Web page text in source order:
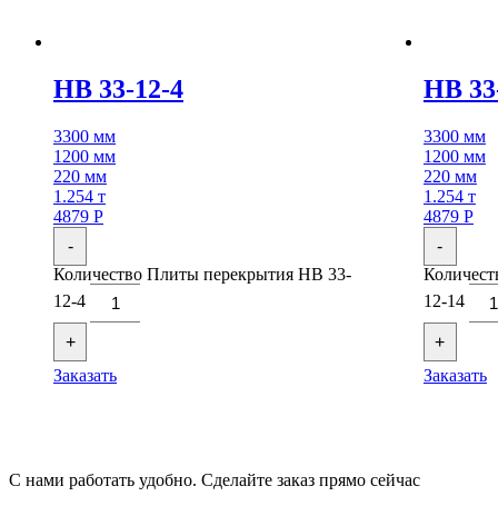
НВ 33-12-4
3300 мм
1200 мм
220 мм
1.254 т
4879 Р
-
Количество Плиты перекрытия НВ 33-
12-4
+
Заказать
НВ
3300 мм
1200 мм
220 мм
1.254 т
4879 Р
-
12-14
+
Заказать
С нами работать удобно. Сделайте заказ прямо сейчас